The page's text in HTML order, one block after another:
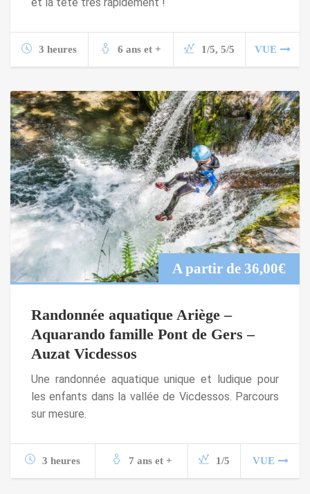
3 heures 6 ans et + 1/5, 5/5 VUE
A partir de 36,00€
Randonnée aquatique Ariège –
Aquarando famille Pont de Gers –
Auzat Vicdessos
Une randonnée aquatique unique et ludique pour
les enfants dans la vallée de Vicdessos. Parcours
sur mesure.
3 heures 7 ans et + 1/5 VUE